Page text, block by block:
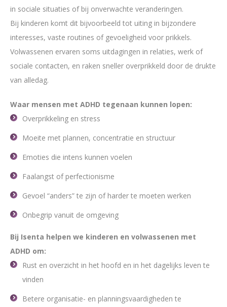
in sociale situaties of bij onverwachte veranderingen.
Bij kinderen komt dit bijvoorbeeld tot uiting in bijzondere
interesses, vaste routines of gevoeligheid voor prikkels.
Volwassenen ervaren soms uitdagingen in relaties, werk of
sociale contacten, en raken sneller overprikkeld door de drukte
van alledag.
Waar mensen met ADHD tegenaan kunnen lopen:
Overprikkeling en stress
Moeite met plannen, concentratie en structuur
Emoties die intens kunnen voelen
Faalangst of perfectionisme
Gevoel “anders” te zijn of harder te moeten werken
Onbegrip vanuit de omgeving
Bij Isenta helpen we kinderen en volwassenen met
ADHD om:
Rust en overzicht in het hoofd en in het dagelijks leven te
vinden
Betere organisatie- en planningsvaardigheden te